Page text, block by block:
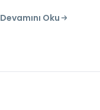
Devamını Oku